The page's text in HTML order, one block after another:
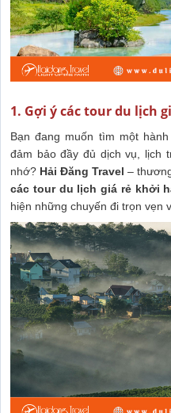
1. Gợi ý các tour du lịch
Bạn đang muốn tìm một
đảm bảo đầy đủ dịch vụ, lịch
nhớ? Hải Đăng Travel –
các tour du lịch giá rẻ khởi
hiện những chuyến đi trọn vẹn